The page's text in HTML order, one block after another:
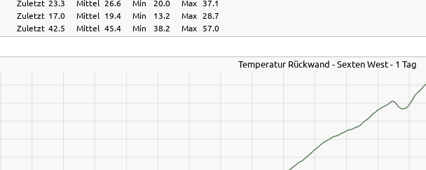
Zuletzt
Zuletzt
Zuletzt
23.3
17.0
42.5
Mittel
Mittel
Mittel
26.6
19.4
45.4
Min
Min
Min
20.0
13.2
38.2
Max
Max
Max
37.1
28.7
57.0
Temperatur Rückwand - Sexten West - 1 Tag